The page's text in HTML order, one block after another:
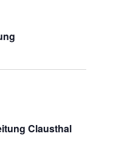
Clausthal